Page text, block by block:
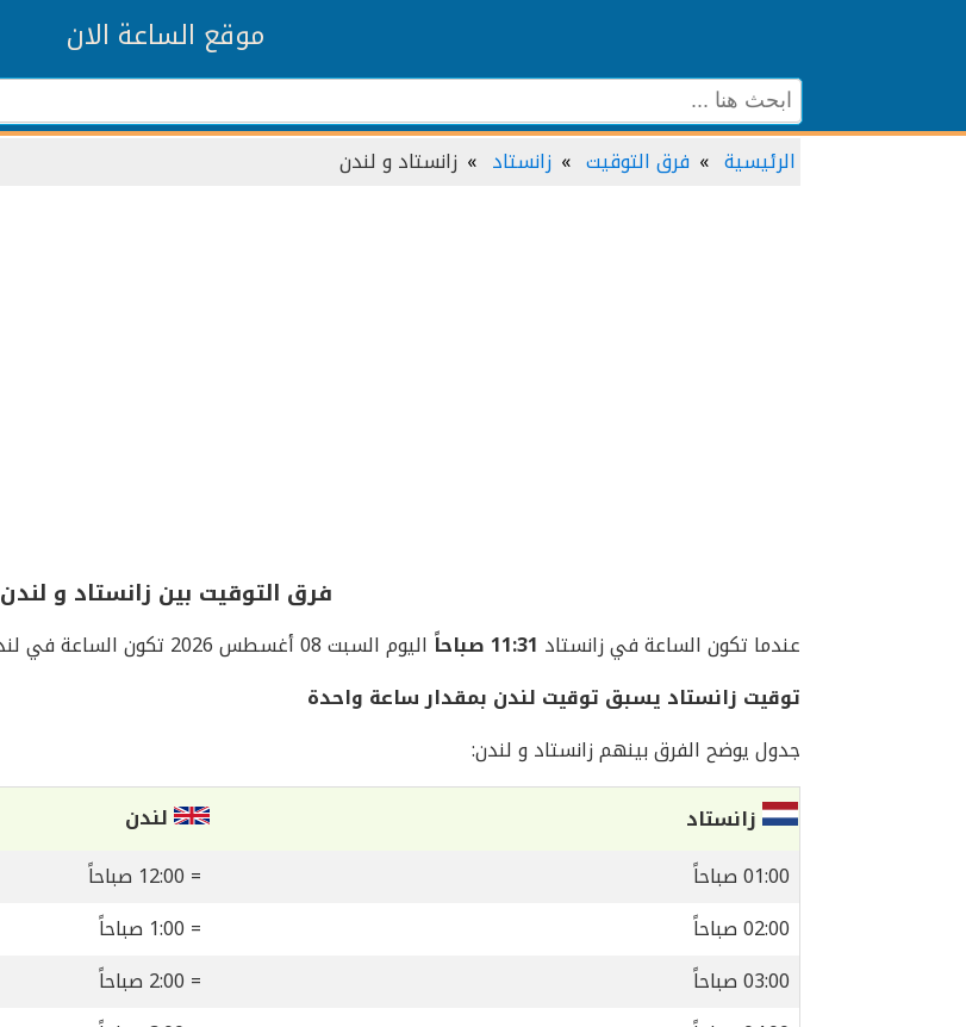
موقع الساعة الان
الرئيسية فرق التوقيت زانستاد زانستاد و لندن
فرق التوقيت بين زانستاد و لندن
عندما تكون الساعة في زانستاد 11:31 صباحاً اليوم السبت 08 أغسطس 2026 تكون الساعة في لندن
توقيت زانستاد يسبق توقيت لندن بمقدار ساعة واحدة
جدول يوضح الفرق بينهم زانستاد و لندن:
زانستاد
لندن
01:00 صباحاً
= 12:00 صباحاً
02:00 صباحاً
= 1:00 صباحاً
03:00 صباحاً
= 2:00 صباحاً